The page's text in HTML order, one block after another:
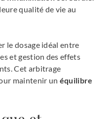
qualité de vie au
le dosage idéal entre
et gestion des effets
Cet arbitrage
maintenir un équilibre